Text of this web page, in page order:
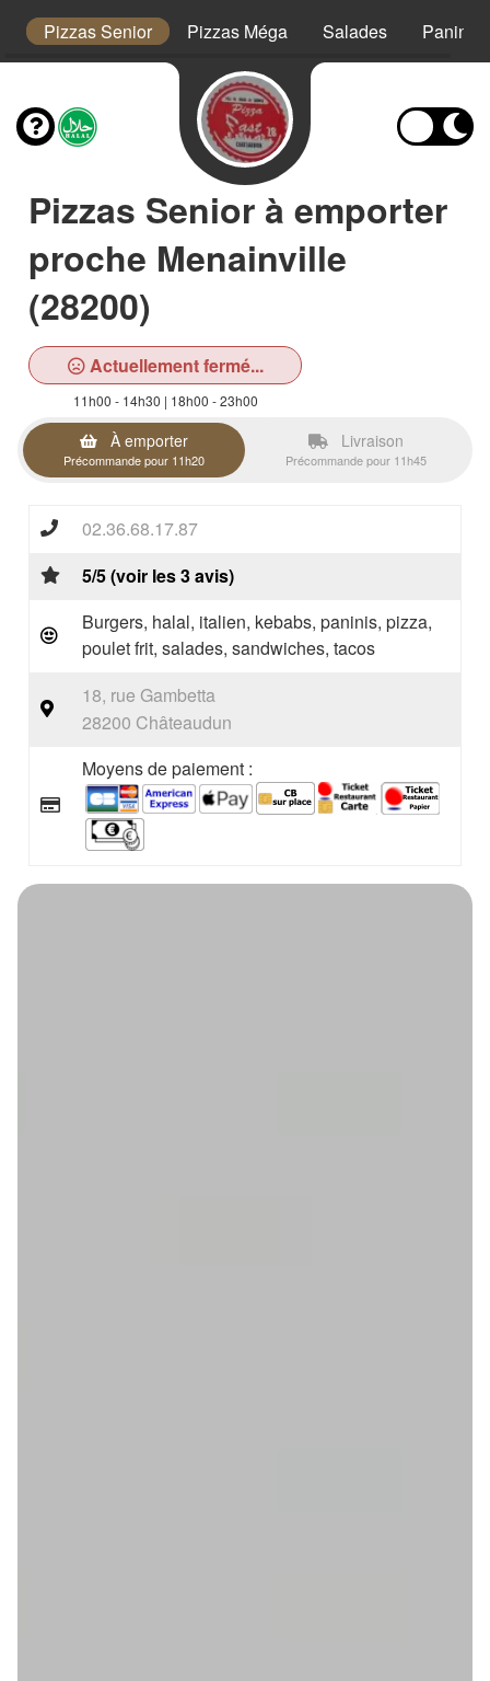
Pizzas Senior Pizzas Méga Salades Paninis
Pizzas Senior à emporter
proche Menainville
(28200)
Actuellement fermé...
11h00 - 14h30 | 18h00 - 23h00
À emporter
Précommande pour 11h20
Livraison
Précommande pour 11h45
02.36.68.17.87
5/5 (voir les 3 avis)
Burgers, halal, italien, kebabs, paninis, pizza,
poulet frit, salades, sandwiches, tacos
18, rue Gambetta
28200 Châteaudun
Moyens de paiement :